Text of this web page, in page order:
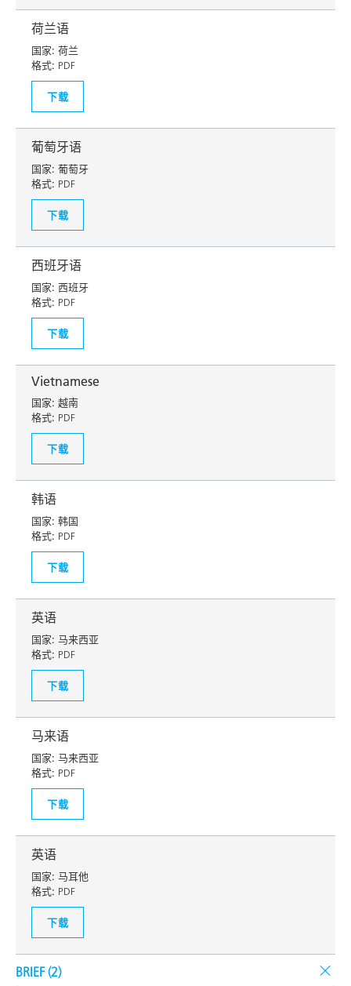
荷兰语
国家: 荷兰
格式: PDF
下载
葡萄牙语
国家: 葡萄牙
格式: PDF
下载
西班牙语
国家: 西班牙
格式: PDF
下载
Vietnamese
国家: 越南
格式: PDF
下载
韩语
国家: 韩国
格式: PDF
下载
英语
国家: 马来西亚
格式: PDF
下载
马来语
国家: 马来西亚
格式: PDF
下载
英语
国家: 马耳他
格式: PDF
下载
BRIEF (2)